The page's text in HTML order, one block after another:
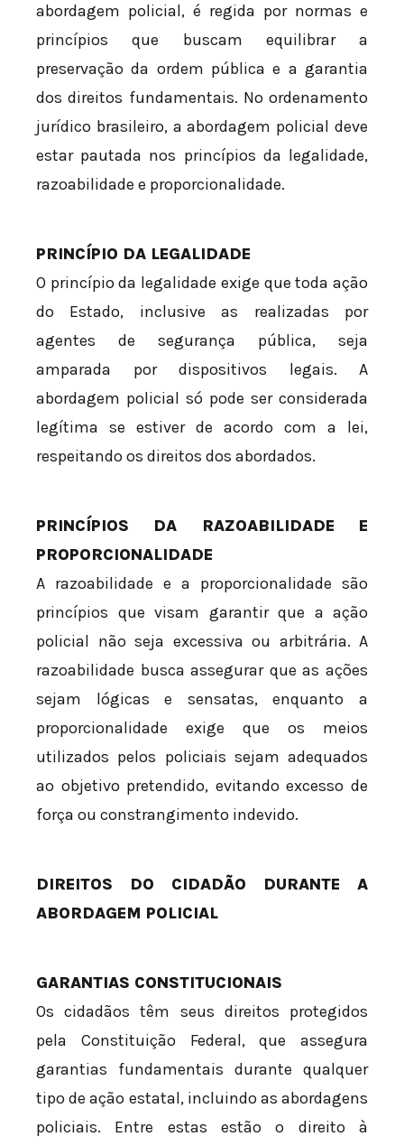
abordagem policial, é regida por normas e
princípios que buscam equilibrar a
preservação da ordem pública e a garantia
dos direitos fundamentais. No ordenamento
jurídico brasileiro, a abordagem policial deve
estar pautada nos princípios da legalidade,
razoabilidade e proporcionalidade.
PRINCÍPIO DA LEGALIDADE
O princípio da legalidade exige que toda ação
do Estado, inclusive as realizadas por
agentes de segurança pública, seja
amparada por dispositivos legais. A
abordagem policial só pode ser considerada
legítima se estiver de acordo com a lei,
respeitando os direitos dos abordados.
PRINCÍPIOS DA RAZOABILIDADE E
PROPORCIONALIDADE
A razoabilidade e a proporcionalidade são
princípios que visam garantir que a ação
policial não seja excessiva ou arbitrária. A
razoabilidade busca assegurar que as ações
sejam lógicas e sensatas, enquanto a
proporcionalidade exige que os meios
utilizados pelos policiais sejam adequados
ao objetivo pretendido, evitando excesso de
força ou constrangimento indevido.
DIREITOS DO CIDADÃO DURANTE A
ABORDAGEM POLICIAL
GARANTIAS CONSTITUCIONAIS
Os cidadãos têm seus direitos protegidos
pela Constituição Federal, que assegura
garantias fundamentais durante qualquer
tipo de ação estatal, incluindo as abordagens
policiais. Entre estas estão o direito à